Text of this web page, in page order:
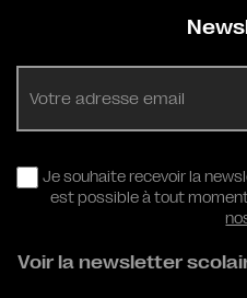
Je souhaite recevoir la
est possible à tout
Voir la newsletter